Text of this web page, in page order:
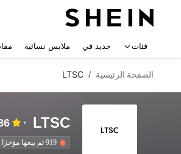
فئات جديد في ملابس نسائية
الصفحة الرئيسية /
LTSC
LTSC
919 تم بيعها مؤخرًا